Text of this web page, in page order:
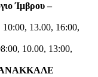
Ίμβρου –
13.00, 16:00,
10.00, 13:00,